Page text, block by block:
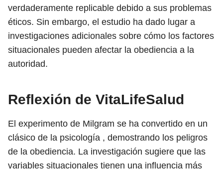
verdaderamente replicable debido a sus problemas
éticos. Sin embargo, el estudio ha dado lugar a
investigaciones adicionales sobre cómo los factores
situacionales pueden afectar la obediencia a la
autoridad.
Reflexión de VitaLifeSalud
El experimento de Milgram se ha convertido en un
clásico de la psicología , demostrando los peligros
de la obediencia. La investigación sugiere que las
variables situacionales tienen una influencia más